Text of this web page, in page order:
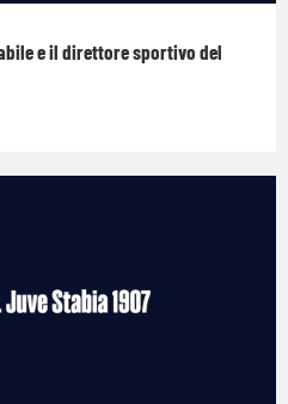
e il direttore sportivo del